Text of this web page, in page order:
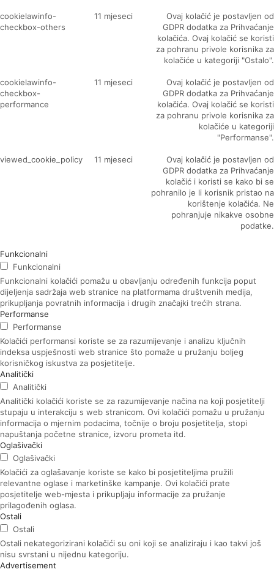
cookielawinfo-
checkbox-others
11 mjeseci
Ovaj kolačić je postavljen od
GDPR dodatka za Prihvaćanje
kolačića. Ovaj kolačić se koristi
za pohranu privole korisnika za
kolačiće u kategoriji "Ostalo".
cookielawinfo-
checkbox-
performance
11 mjeseci
Ovaj kolačić je postavljen od
GDPR dodatka za Prihvaćanje
kolačića. Ovaj kolačić se koristi
za pohranu privole korisnika za
kolačiće u kategoriji
"Performanse".
viewed_cookie_policy 11 mjeseci
Ovaj kolačić je postavljen od
GDPR dodatka za Prihvaćanje
kolačić i koristi se kako bi se
pohranilo je li korisnik pristao na
korištenje kolačića. Ne
pohranjuje nikakve osobne
podatke.
Funkcionalni
Funkcionalni
Funkcionalni kolačići pomažu u obavljanju određenih funkcija poput
dijeljenja sadržaja web stranice na platformama društvenih medija,
prikupljanja povratnih informacija i drugih značajki trećih strana.
Performanse
Performanse
Kolačići performansi koriste se za razumijevanje i analizu ključnih
indeksa uspješnosti web stranice što pomaže u pružanju boljeg
korisničkog iskustva za posjetitelje.
Analitički
Analitički
Analitički kolačići koriste se za razumijevanje načina na koji posjetitelji
stupaju u interakciju s web stranicom. Ovi kolačići pomažu u pružanju
informacija o mjernim podacima, točnije o broju posjetitelja, stopi
napuštanja početne stranice, izvoru prometa itd.
Oglašivački
Oglašivački
Kolačići za oglašavanje koriste se kako bi posjetiteljima pružili
relevantne oglase i marketinške kampanje. Ovi kolačići prate
posjetitelje web-mjesta i prikupljaju informacije za pružanje
prilagođenih oglasa.
Ostali
Ostali
Ostali nekategorizirani kolačići su oni koji se analiziraju i kao takvi još
nisu svrstani u nijednu kategoriju.
Advertisement